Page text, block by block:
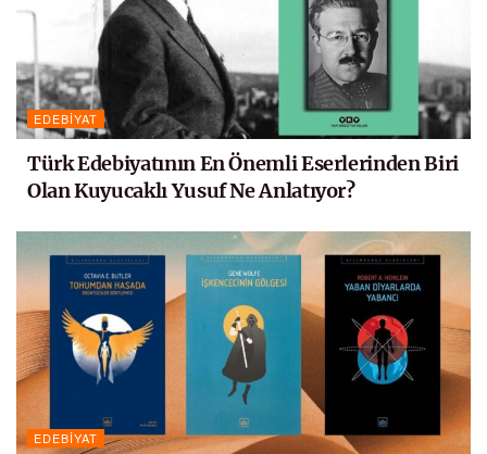
EDEBIYAT
Türk Edebiyatının En Önemli Eserlerinden Biri
Olan Kuyucaklı Yusuf Ne Anlatıyor?
EDEBIYAT